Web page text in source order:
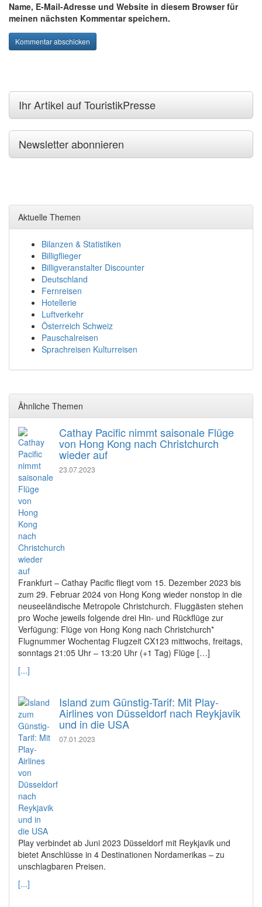
Name, E-Mail-Adresse und Website in diesem Browser für
meinen nächsten Kommentar speichern.
Ihr Artikel auf TouristikPresse
Newsletter abonnieren
Aktuelle Themen
Bilanzen & Statistiken
Billigflieger
Billigveranstalter Discounter
Deutschland
Fernreisen
Hotellerie
Luftverkehr
Österreich Schweiz
Pauschalreisen
Sprachreisen Kulturreisen
Ähnliche Themen
Cathay Pacific nimmt saisonale Flüge
von Hong Kong nach Christchurch
wieder auf
23.07.2023
Frankfurt – Cathay Pacific fliegt vom 15. Dezember 2023 bis
zum 29. Februar 2024 von Hong Kong wieder nonstop in die
neuseeländische Metropole Christchurch. Fluggästen stehen
pro Woche jeweils folgende drei Hin- und Rückflüge zur
Verfügung: Flüge von Hong Kong nach Christchurch*
Flugnummer Wochentag Flugzeit CX123 mittwochs, freitags,
sonntags 21:05 Uhr – 13:20 Uhr (+1 Tag) Flüge […]
[...]
Island zum Günstig-Tarif: Mit Play-
Airlines von Düsseldorf nach Reykjavik
und in die USA
07.01.2023
Play verbindet ab Juni 2023 Düsseldorf mit Reykjavik und
bietet Anschlüsse in 4 Destinationen Nordamerikas – zu
unschlagbaren Preisen.
[...]